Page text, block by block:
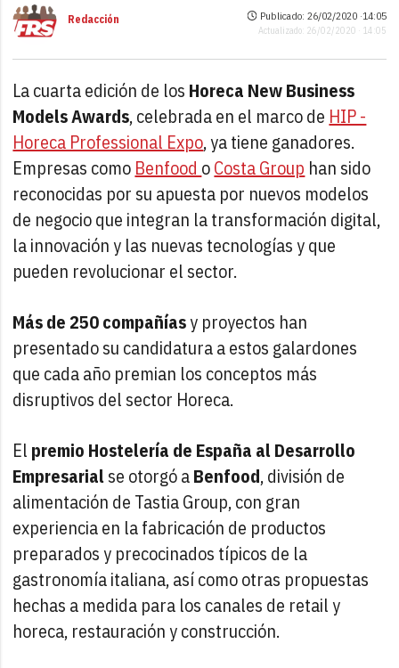
Redacción Publicado: 26/02/2020 ·14:05
Actualizado: 26/02/2020 · 14:05
La cuarta edición de los Horeca New Business
Models Awards, celebrada en el marco de HIP -
Horeca Professional Expo, ya tiene ganadores.
Empresas como Benfood oCosta Group han sido
reconocidas por su apuesta por nuevos modelos
de negocio que integran la transformación digital,
la innovación y las nuevas tecnologías y que
pueden revolucionar el sector.
Más de 250 compañíasy proyectos han
presentado su candidatura a estos galardones
que cada año premian los conceptos más
disruptivos del sector Horeca.
El premio Hostelería de España al Desarrollo
Empresarialse otorgó aBenfood, división de
alimentación de Tastia Group, con gran
experiencia en la fabricación de productos
preparados y precocinados típicos de la
gastronomía italiana, así como otras propuestas
hechas a medida para los canales de retail y
horeca, restauración y construcción.